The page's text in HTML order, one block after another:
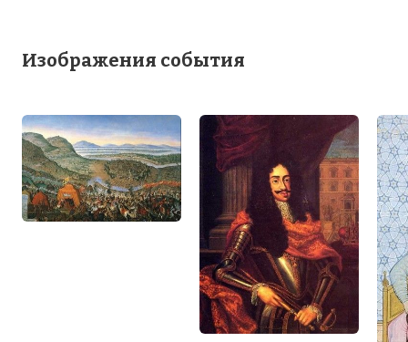
Изображения события